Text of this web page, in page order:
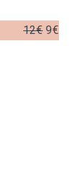
12€ 9€